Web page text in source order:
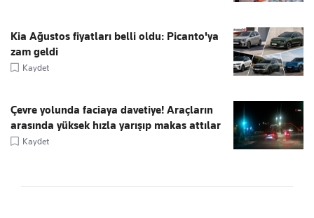
Kia Ağustos fiyatları belli oldu: Picanto'ya
zam geldi
Kaydet
Çevre yolunda faciaya davetiye! Araçların
arasında yüksek hızla yarışıp makas attılar
Kaydet